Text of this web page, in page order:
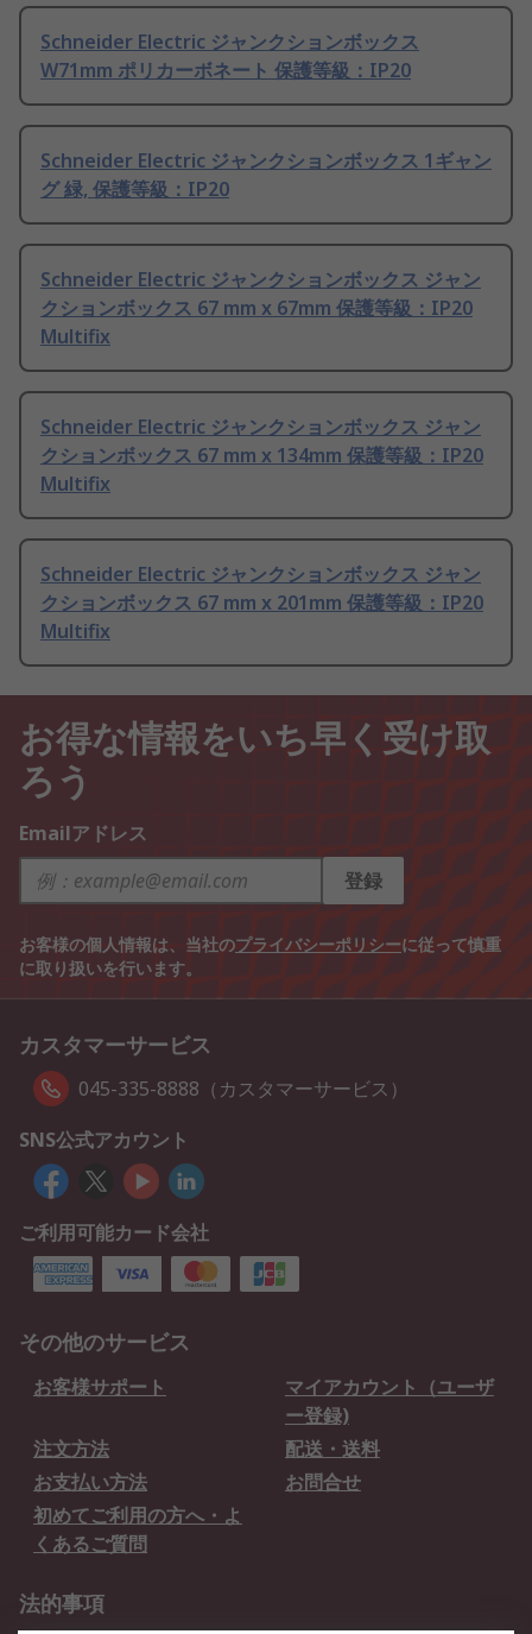
Schneider Electric ジャンクションボックス
W71mm ポリカーボネート 保護等級：IP20
Schneider Electric ジャンクションボックス 1ギャン
グ 緑, 保護等級：IP20
Schneider Electric ジャンクションボックス ジャン
クションボックス 67 mm x 67mm 保護等級：IP20
Multifix
Schneider Electric ジャンクションボックス ジャン
クションボックス 67 mm x 134mm 保護等級：IP20
Multifix
Schneider Electric ジャンクションボックス ジャン
クションボックス 67 mm x 201mm 保護等級：IP20
Multifix
お得な情報をいち早く受け取
ろう
Emailアドレス
登録
お客様の個人情報は、当社のプライバシーポリシーに従って慎重
に取り扱いを行います。
カスタマーサービス
045-335-8888（カスタマーサービス）
SNS公式アカウント
ご利用可能カード会社
その他のサービス
お客様サポート
マイアカウント（ユーザ
ー登録)
注文方法
配送・送料
お支払い方法
お問合せ
初めてご利用の方へ・よ
くあるご質問
法的事項